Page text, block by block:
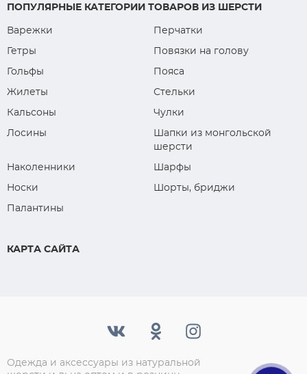
ПОПУЛЯРНЫЕ КАТЕГОРИИ ТОВАРОВ ИЗ ШЕРСТИ
Варежки
Перчатки
Гетры
Повязки на голову
Гольфы
Пояса
Жилеты
Стельки
Кальсоны
Чулки
Лосины
Шапки из монгольской
шерсти
Наколенники
Шарфы
Носки
Шорты, бриджи
Палантины
КАРТА САЙТА
Одежда и аксессуары из натуральной